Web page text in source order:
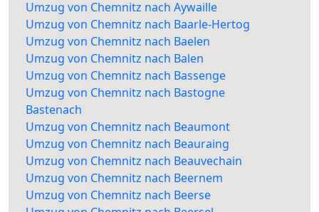
Umzug von Chemnitz nach Aywaille
Umzug von Chemnitz nach Baarle-Hertog
Umzug von Chemnitz nach Baelen
Umzug von Chemnitz nach Balen
Umzug von Chemnitz nach Bassenge
Umzug von Chemnitz nach Bastogne
Bastenach
Umzug von Chemnitz nach Beaumont
Umzug von Chemnitz nach Beauraing
Umzug von Chemnitz nach Beauvechain
Umzug von Chemnitz nach Beernem
Umzug von Chemnitz nach Beerse